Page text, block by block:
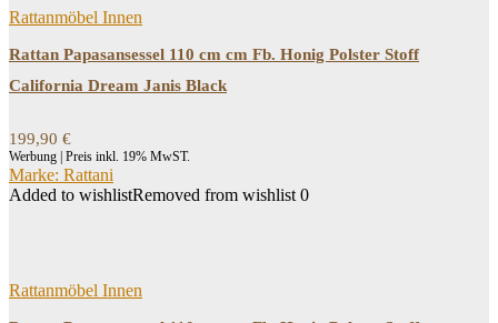
Rattanmöbel Innen
Rattan Papasansessel 110 cm cm Fb. Honig Polster Stoff
California Dream Janis Black
199,90 €
Werbung | Preis inkl. 19% MwST.
Marke: Rattani
Added to wishlistRemoved from wishlist 0
Rattanmöbel Innen